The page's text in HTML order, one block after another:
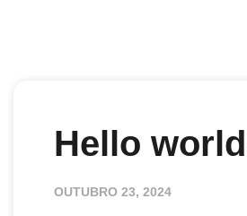
Hello
OUTUBRO 23, 2024